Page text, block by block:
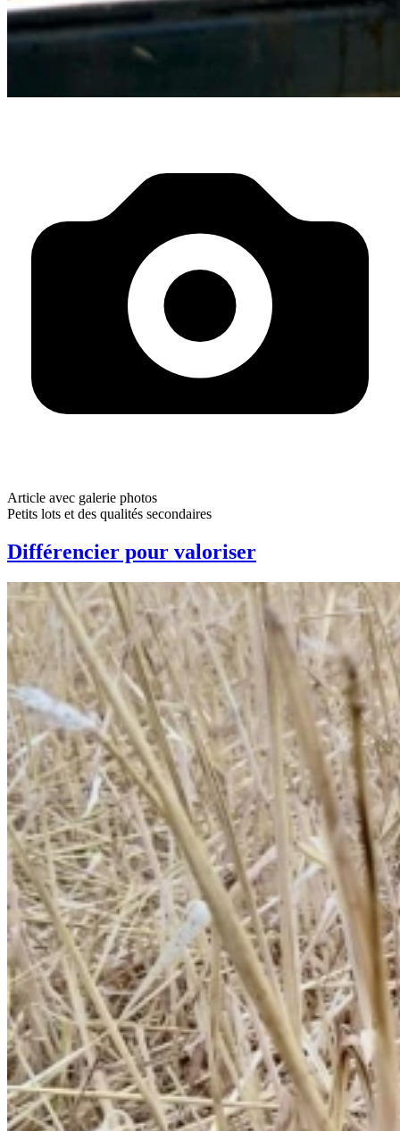
Article avec galerie photos
Petits lots et des qualités secondaires
Différencier pour valoriser